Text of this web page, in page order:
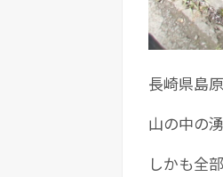
長崎県島
山の中の
しかも全